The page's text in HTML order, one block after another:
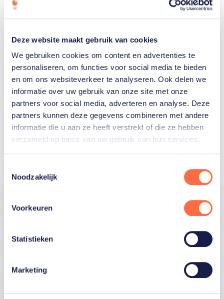
Deze website maakt gebruik van cookies
We gebruiken cookies om content en advertenties te
personaliseren, om functies voor social media te bieden
en om ons websiteverkeer te analyseren. Ook delen we
informatie over uw gebruik van onze site met onze
partners voor social media, adverteren en analyse. Deze
partners kunnen deze gegevens combineren met andere
informatie die u aan ze heeft verstrekt of die ze hebben
verzameld op basis van uw gebruik van hun services.
Noodzakelijk
Voorkeuren
Statistieken
Marketing
Welke Nederlanders hebben er
ooit meegedaan aan de
Olympische Spelen?
Trotse hoofdsponsor
Staatsloterij is trotse hoofdsponsor van
sportiefste land van de wereld maken.